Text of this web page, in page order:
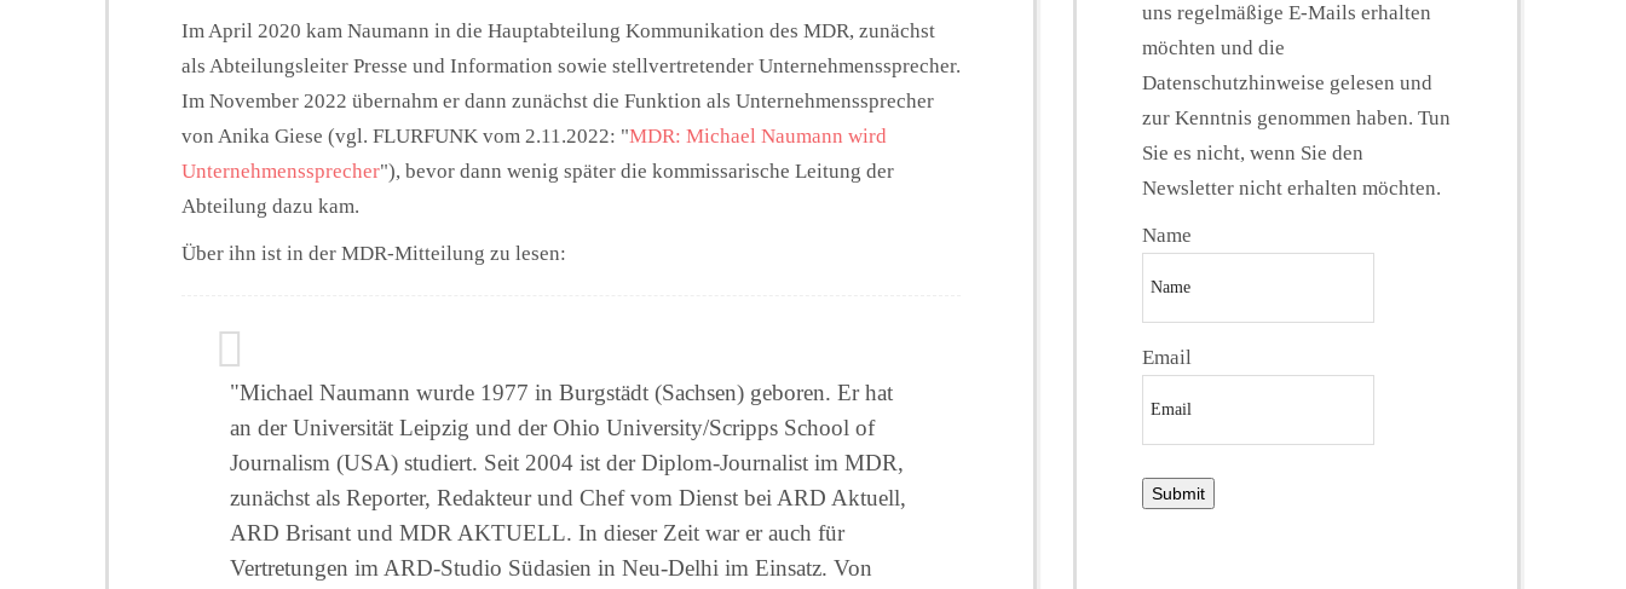
Im April 2020 kam Naumann in die Hauptabteilung Kommunikation des MDR, zunächst
als Abteilungsleiter Presse und Information sowie stellvertretender Unternehmenssprecher.
Im November 2022 übernahm er dann zunächst die Funktion als Unternehmenssprecher
von Anika Giese (vgl. FLURFUNK vom 2.11.2022: "MDR: Michael Naumann wird
Unternehmenssprecher"), bevor dann wenig später die kommissarische Leitung der
Abteilung dazu kam.
Über ihn ist in der MDR-Mitteilung zu lesen:
"Michael Naumann wurde 1977 in Burgstädt (Sachsen) geboren. Er hat
an der Universität Leipzig und der Ohio University/Scripps School of
Journalism (USA) studiert. Seit 2004 ist der Diplom-Journalist im MDR,
zunächst als Reporter, Redakteur und Chef vom Dienst bei ARD Aktuell,
ARD Brisant und MDR AKTUELL. In dieser Zeit war er auch für
Vertretungen im ARD-Studio Südasien in Neu-Delhi im Einsatz. Von
uns regelmäßige E-Mails erhalten
möchten und die
Datenschutzhinweise gelesen und
zur Kenntnis genommen haben. Tun
Sie es nicht, wenn Sie den
Newsletter nicht erhalten möchten.
Name
Email